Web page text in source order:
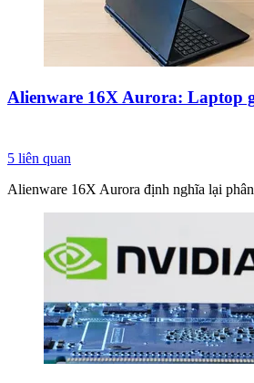
Alienware 16X Aurora: Laptop
5 liên quan
Alienware 16X Aurora định nghĩa lại